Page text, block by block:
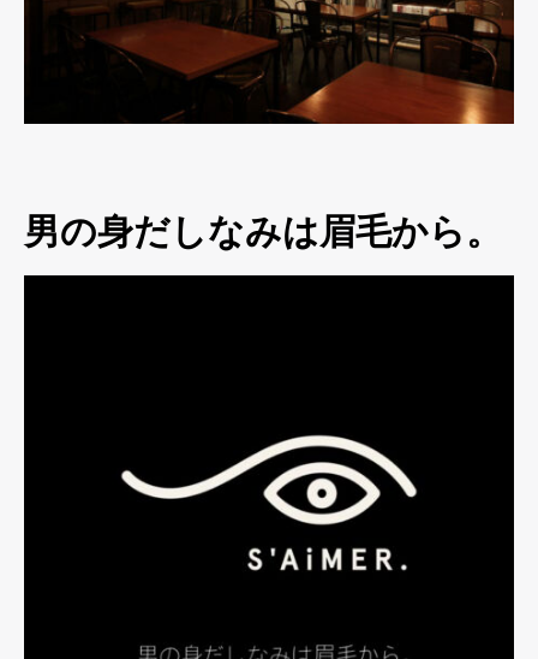
男の身だしなみは眉毛から。